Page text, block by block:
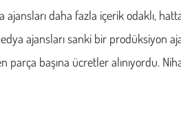
daha fazla içerik odaklı,
ajansları sanki bir prodüksiyon
parça başına ücretler alınıyordu.